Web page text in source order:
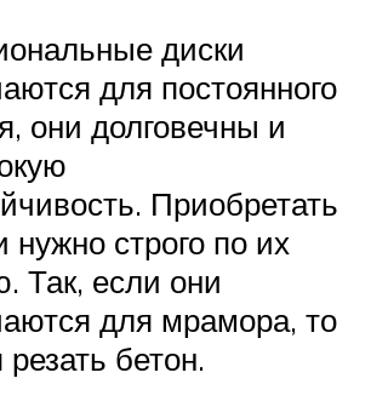
диски
для постоянного
они долговечны и
Приобретать
нужно строго по их
Так, если они
для мрамора, то
бетон.